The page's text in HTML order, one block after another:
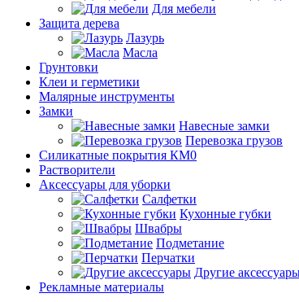
Для мебели
Защита дерева
Лазурь
Масла
Грунтовки
Клеи и герметики
Малярные инструменты
Замки
Навесные замки
Перевозка грузов
Силикатные покрытия КМ0
Растворители
Аксессуары для уборки
Салфетки
Кухонные губки
Швабры
Подметание
Перчатки
Другие
Рекламные материалы